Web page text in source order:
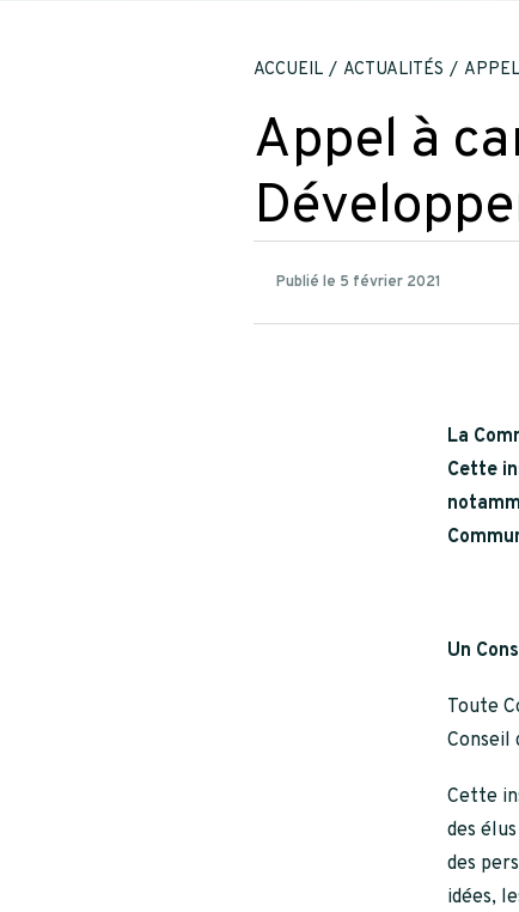
ACCUEIL ACTUALITÉS
Appel à
Publié le 5 février 2021
La
Cette
Un
Toute
Conseil
Cette
des
des
idées,